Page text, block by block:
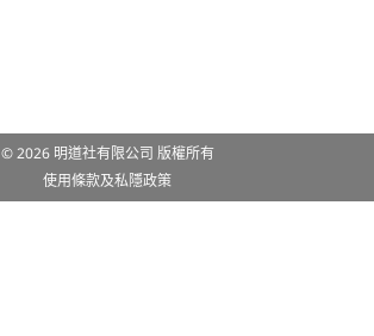
© 2026 明道社有限公司 版權所有
使用條款及私隱政策